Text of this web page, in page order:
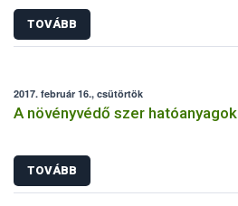
TOVÁBB
2017. február 16., csütörtök
A növényvédő szer
TOVÁBB